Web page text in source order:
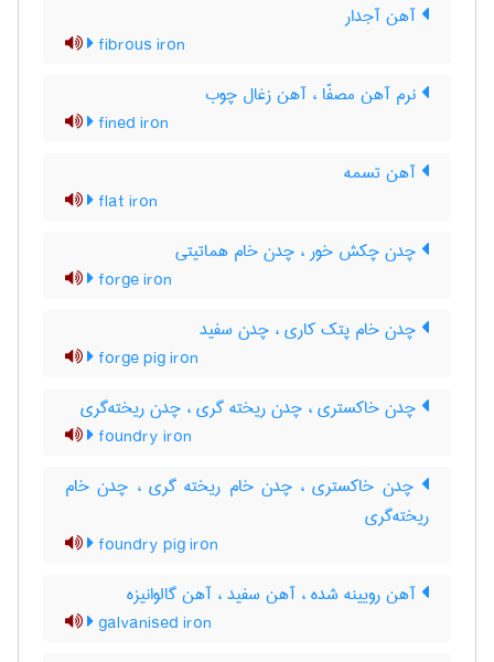
آهن آجدار
fibrous iron
نرم آهن مصفّا ، آهن زغال چوب
fined iron
آهن تسمه
flat iron
چدن چکش خور ، چدن خام هماتیتی
forge iron
چدن خام پتک کاری ، چدن سفید
forge pig iron
چدن خاکستری ، چدن ریخته گری ، چدن ریخته‌گری
foundry iron
چدن خاکستری ، چدن خام ریخته گری ، چدن خام
ریخته‌گری
foundry pig iron
آهن رویینه شده ، آهن سفید ، آهن گالوانیزه
galvanised iron